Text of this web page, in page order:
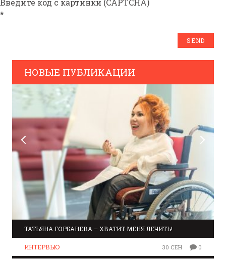
Введите код с картинки (CAPTCHA)
*
НОВЫЕ ПУБЛИКАЦИИ
ТАТЬЯНА ГОРБАНЕВА – ХВАТИТ МЕНЯ ЛЕЧИТЬ!
ИНТЕРВЬЮ 30 СЕН 0